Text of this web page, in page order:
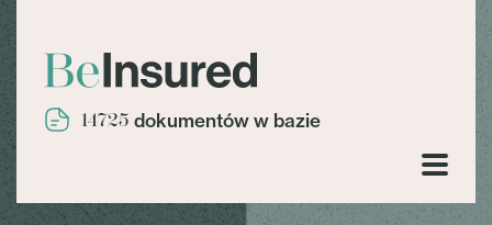
14725 dokumentów w bazie